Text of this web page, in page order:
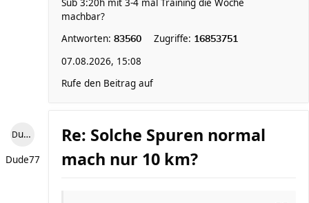
Sub 3:20h mit 3-4 mal Training die Woche
machbar?
Antworten: 83560 Zugriffe: 16853751
07.08.2026, 15:08
Rufe den Beitrag auf
Dude77
Dude77
Re: Solche Spuren normal
mach nur 10 km?